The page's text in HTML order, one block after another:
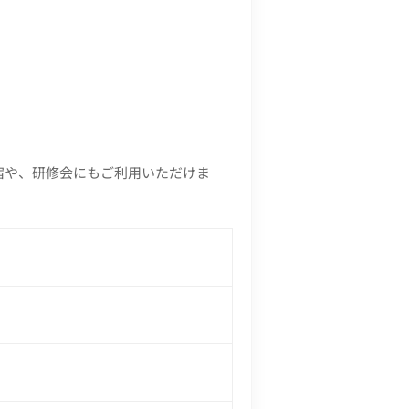
、研修会にもご利用いただけま